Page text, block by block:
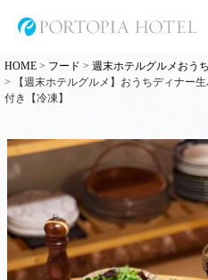
HOME フード
週末ホテルグルメおう
【週末ホテルグルメ】おうちディナー
付き【冷凍】